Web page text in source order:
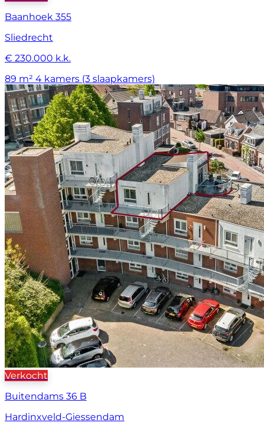
Baanhoek 355
Sliedrecht
€ 230.000 k.k.
89 m² 4 kamers (3 slaapkamers)
Verkocht
Buitendams 36 B
Hardinxveld-Giessendam